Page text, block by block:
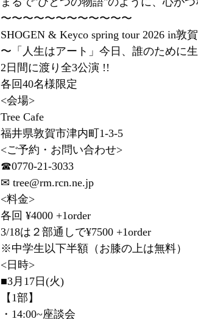
〜〜〜〜〜〜〜〜〜〜〜〜
SHOGEN & Keyco spring tour 2026 in敦賀
〜「人生はアート」今日、誰のために
2日間に渡り全3公演 !!
各回40名様限定
<会場>
Tree Cafe
福井県敦賀市津内町1-3-5
<ご予約・お問い合わせ>
☎︎0770-21-3033
✉︎ tree@rm.rcn.ne.jp
<料金>
各回 ¥4000 +1order
3/18は２部通しで¥7500 +1order
※中学生以下半額（お膝の上は無料）
<日時>
■3月17日(火)
【1部】
・14:00~座談会